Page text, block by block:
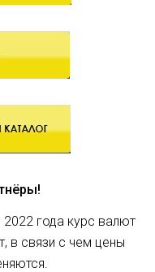
года курс валют
в связи с чем цены